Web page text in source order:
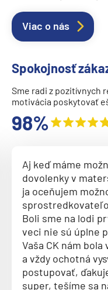
Norwegian
Norwegian
Norwegian
Norwegian
Norwegian
Norwegian
Norwegian
Norwegian
Norwegian
Norwegian
Norwegian
Viac o nás
Spokojnosť
Sme radi z pozitívnych
motivácia poskytovať
98%
Aj keď máme
dovolenky v
ja oceňujem
Boli sme na lodi
veci nie sú úplne
Vaša CK nám
a vždy ochotná
postupovať,
super, tešíme sa